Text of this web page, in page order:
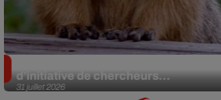
31 juillet 2026
d’initiative de chercheurs...